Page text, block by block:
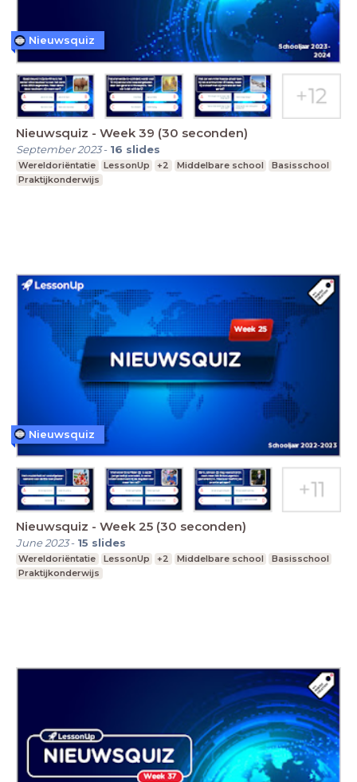
Nieuwsquiz - Week 39 (30 seconden)
September 2023- 16 slides
Wereldoriëntatie LessonUp +2 Middelbare school
Basisschool
Praktijkonderwijs
Nieuwsquiz
Nieuwsquiz - Week 25 (30 seconden)
June 2023- 15 slides
Wereldoriëntatie LessonUp +2 Middelbare school
Basisschool
Praktijkonderwijs
Nieuwsquiz